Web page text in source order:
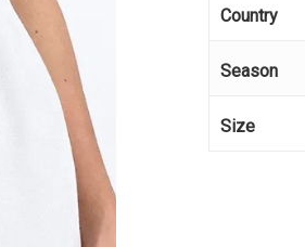
Country
Season
Size